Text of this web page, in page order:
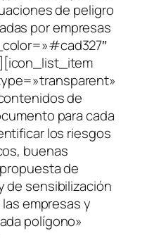
de peligro
por empresas
de
para cada
los riesgos
buenas
de
de sensibilización
empresas y
polígono»